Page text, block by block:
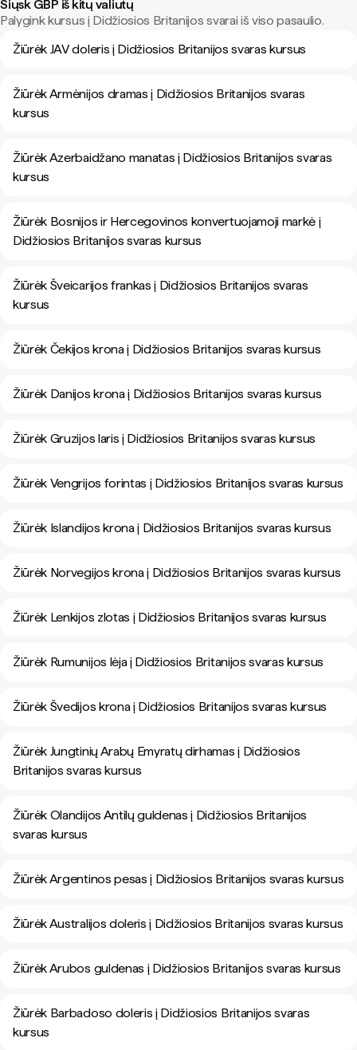
Siųsk GBP iš kitų valiutų
Palygink kursus į Didžiosios Britanijos svarai iš viso pasaulio.
Žiūrėk JAV doleris į Didžiosios Britanijos svaras kursus
Žiūrėk Armėnijos dramas į Didžiosios Britanijos svaras
kursus
Žiūrėk Azerbaidžano manatas į Didžiosios Britanijos svaras
kursus
Žiūrėk Bosnijos ir Hercegovinos konvertuojamoji markė į
Didžiosios Britanijos svaras kursus
Žiūrėk Šveicarijos frankas į Didžiosios Britanijos svaras
kursus
Žiūrėk Čekijos krona į Didžiosios Britanijos svaras kursus
Žiūrėk Danijos krona į Didžiosios Britanijos svaras kursus
Žiūrėk Gruzijos laris į Didžiosios Britanijos svaras kursus
Žiūrėk Vengrijos forintas į Didžiosios Britanijos svaras kursus
Žiūrėk Islandijos krona į Didžiosios Britanijos svaras kursus
Žiūrėk Norvegijos krona į Didžiosios Britanijos svaras kursus
Žiūrėk Lenkijos zlotas į Didžiosios Britanijos svaras kursus
Žiūrėk Rumunijos lėja į Didžiosios Britanijos svaras kursus
Žiūrėk Švedijos krona į Didžiosios Britanijos svaras kursus
Žiūrėk Jungtinių Arabų Emyratų dirhamas į Didžiosios
Britanijos svaras kursus
Žiūrėk Olandijos Antilų guldenas į Didžiosios Britanijos
svaras kursus
Žiūrėk Argentinos pesas į Didžiosios Britanijos svaras kursus
Žiūrėk Australijos doleris į Didžiosios Britanijos svaras kursus
Žiūrėk Arubos guldenas į Didžiosios Britanijos svaras kursus
Žiūrėk Barbadoso doleris į Didžiosios Britanijos svaras
kursus